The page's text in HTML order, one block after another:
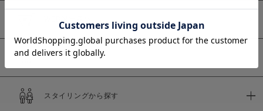
予約商品
スタイリングから探す